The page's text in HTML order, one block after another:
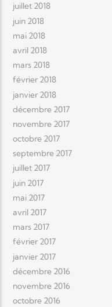
juillet 2018
juin 2018
mai 2018
avril 2018
mars 2018
février 2018
janvier 2018
décembre 2017
novembre 2017
octobre 2017
septembre 2017
juillet 2017
juin 2017
mai 2017
avril 2017
mars 2017
février 2017
janvier 2017
décembre 2016
novembre 2016
octobre 2016